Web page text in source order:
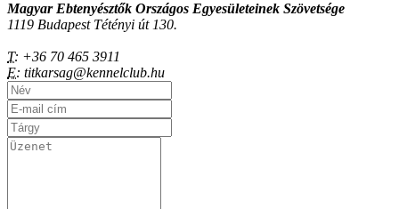
Magyar Ebtenyésztők Országos Egyesületeinek Szövetsége
1119 Budapest Tétényi út 130.
T: +36 70 465 3911
E: titkarsag@kennelclub.hu